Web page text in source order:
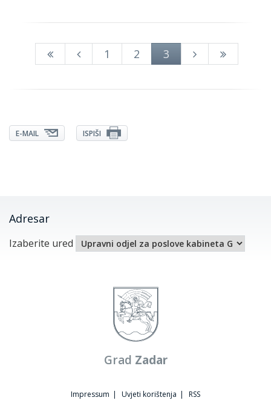
1 2 3
E-MAIL ISPIŠI
Adresar
Izaberite ured
Grad Zadar
Impressum | Uvjeti korištenja | RSS